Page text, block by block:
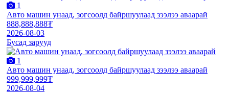
1
Авто машин унаад, зогсоолд байршуулаад зээлээ аваарай
888,888,888₮
2026-08-03
Бусад зарууд
1
Авто машин унаад, зогсоолд байршуулаад зээлээ аваарай
999,999,999₮
2026-08-04